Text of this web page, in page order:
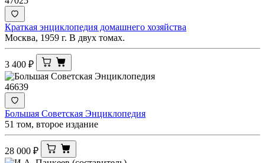
Краткая энциклопедия домашнего хозяйства
Москва, 1959 г. В двух томах.
3 400 ₽
46639
Большая Советская Энциклопедия
51 том, второе издание
28 000 ₽